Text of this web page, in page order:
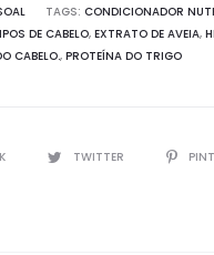
TAGS: CONDICIONADOR
DE CABELO, EXTRATO DE AVEIA,
CABELO., PROTEÍNA DO TRIGO
TWITTER